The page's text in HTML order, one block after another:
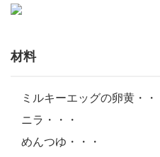
材料
ミルキーエッグの卵黄・・
ニラ・・・
めんつゆ・・・